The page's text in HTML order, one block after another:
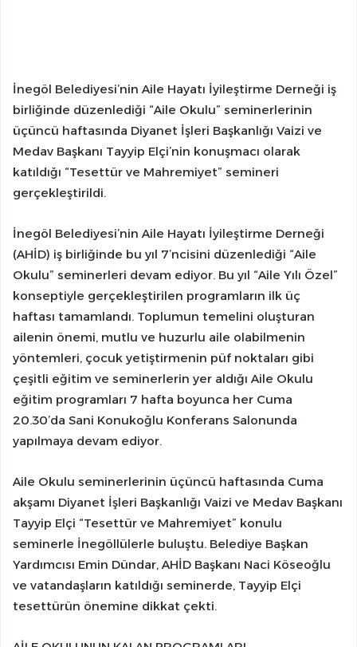
İnegöl Belediyesi’nin Aile Hayatı İyileştirme Derneği iş
birliğinde düzenlediği “Aile Okulu” seminerlerinin
üçüncü haftasında Diyanet İşleri Başkanlığı Vaizi ve
Medav Başkanı Tayyip Elçi’nin konuşmacı olarak
katıldığı “Tesettür ve Mahremiyet” semineri
gerçekleştirildi.
İnegöl Belediyesi’nin Aile Hayatı İyileştirme Derneği
(AHİD) iş birliğinde bu yıl 7’ncisini düzenlediği “Aile
Okulu” seminerleri devam ediyor. Bu yıl “Aile Yılı Özel”
konseptiyle gerçekleştirilen programların ilk üç
haftası tamamlandı. Toplumun temelini oluşturan
ailenin önemi, mutlu ve huzurlu aile olabilmenin
yöntemleri, çocuk yetiştirmenin püf noktaları gibi
çeşitli eğitim ve seminerlerin yer aldığı Aile Okulu
eğitim programları 7 hafta boyunca her Cuma
20.30’da Sani Konukoğlu Konferans Salonunda
yapılmaya devam ediyor.
Aile Okulu seminerlerinin üçüncü haftasında Cuma
akşamı Diyanet İşleri Başkanlığı Vaizi ve Medav Başkanı
Tayyip Elçi “Tesettür ve Mahremiyet” konulu
seminerle İnegöllülerle buluştu. Belediye Başkan
Yardımcısı Emin Dündar, AHİD Başkanı Naci Köseoğlu
ve vatandaşların katıldığı seminerde, Tayyip Elçi
tesettürün önemine dikkat çekti.